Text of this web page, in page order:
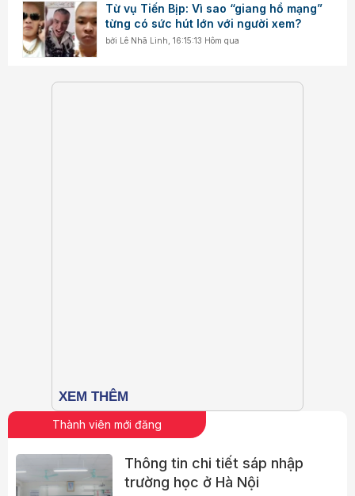
Từ vụ Tiến Bịp: Vì sao “giang hồ mạng”
từng có sức hút lớn với người xem?
bởi Lê Nhã Linh ,16:15:13 Hôm qua
Thành viên mới đăng
Thông tin chi tiết sáp nhập
trường học ở Hà Nội